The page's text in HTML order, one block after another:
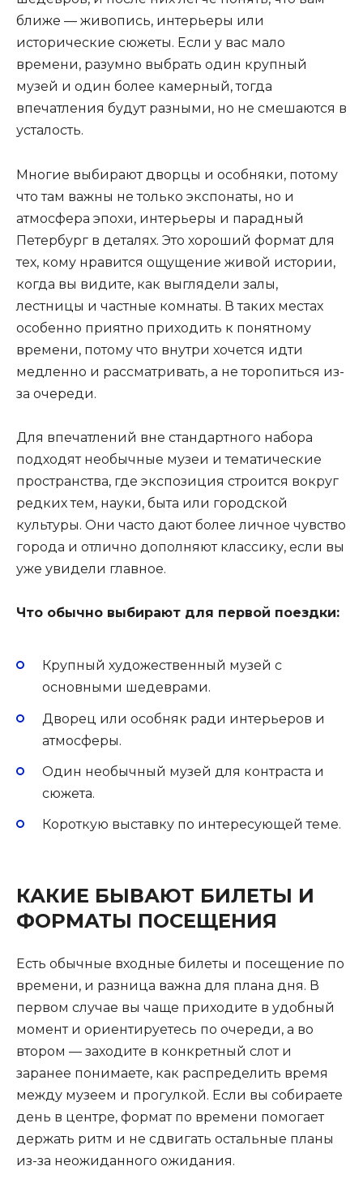
ближе — живопись, интерьеры или
исторические сюжеты. Если у вас мало
времени, разумно выбрать один крупный
музей и один более камерный, тогда
впечатления будут разными, но не смешаются в
усталость.
Многие выбирают дворцы и особняки, потому
что там важны не только экспонаты, но и
атмосфера эпохи, интерьеры и парадный
Петербург в деталях. Это хороший формат для
тех, кому нравится ощущение живой истории,
когда вы видите, как выглядели залы,
лестницы и частные комнаты. В таких местах
особенно приятно приходить к понятному
времени, потому что внутри хочется идти
медленно и рассматривать, а не торопиться из-
за очереди.
Для впечатлений вне стандартного набора
подходят необычные музеи и тематические
пространства, где экспозиция строится вокруг
редких тем, науки, быта или городской
культуры. Они часто дают более личное чувство
города и отлично дополняют классику, если вы
уже увидели главное.
Что обычно выбирают для первой поездки:
Крупный художественный музей с
основными шедеврами.
Дворец или особняк ради интерьеров и
атмосферы.
Один необычный музей для контраста и
сюжета.
Короткую выставку по интересующей теме.
КАКИЕ БЫВАЮТ БИЛЕТЫ И
ФОРМАТЫ ПОСЕЩЕНИЯ
Есть обычные входные билеты и посещение по
времени, и разница важна для плана дня. В
первом случае вы чаще приходите в удобный
момент и ориентируетесь по очереди, а во
втором — заходите в конкретный слот и
заранее понимаете, как распределить время
между музеем и прогулкой. Если вы собираете
день в центре, формат по времени помогает
держать ритм и не сдвигать остальные планы
из-за неожиданного ожидания.